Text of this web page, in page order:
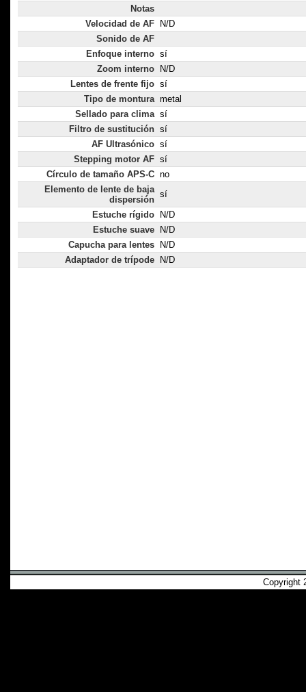
Notas
Velocidad de AF
N/D
Sonido de AF
Enfoque interno sí
Zoom interno
N/D
Lentes de frente fijo sí
Tipo de montura metal
Sellado para clima sí
Filtro de sustitución sí
AF Ultrasónico sí
Stepping motor AF sí
Círculo de tamaño APS-C no
Elemento de lente de baja
dispersión
sí
Estuche rígido
N/D
Estuche suave
N/D
Capucha para lentes
N/D
Adaptador de trípode
N/D
Copyright